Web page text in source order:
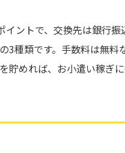
イントで、交換先は銀行振
3種類です。手数料は無料
貯めれば、お小遣い稼ぎ